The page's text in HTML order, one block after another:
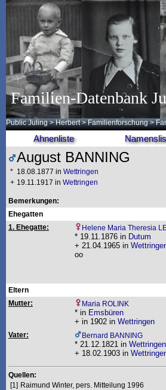
Familien-Datenbank
Public Juling >Herbert >Familienforschung >
Ahnenliste
August BANNING
* 18.08.1877 in Wettringen
+ 19.11.1917 in Wettringen
Bemerkungen:
Ehegatten
1. Ehegatte:
Helene Maria Theresia
* 19.11.1876 in Dutum
+ 21.04.1965 in
oo
Eltern
Mutter:
Maria ROLINK
* in Emsbüren
+ in 1902 in Wettringen
Vater: Bernard BANNING
* 21.12.1821 in Wettringen
+ 18.02.1903 in
Quellen:
[1] Raimund Winter, pers. Mitteilung 1996